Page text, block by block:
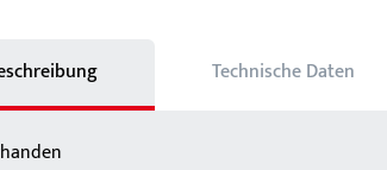
Technische Daten